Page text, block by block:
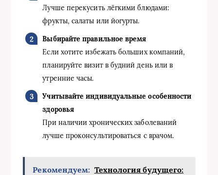
Лучше перекусить лёгкими блюдами:
фрукты, салаты или йогурты.
Выбирайте правильное время
Если хотите избежать больших компаний,
планируйте визит в будний день или в
утренние часы.
Учитывайте индивидуальные особенности
здоровья
При наличии хронических заболеваний
лучше проконсультироваться с врачом.
Рекомендуем: Технология будущего: